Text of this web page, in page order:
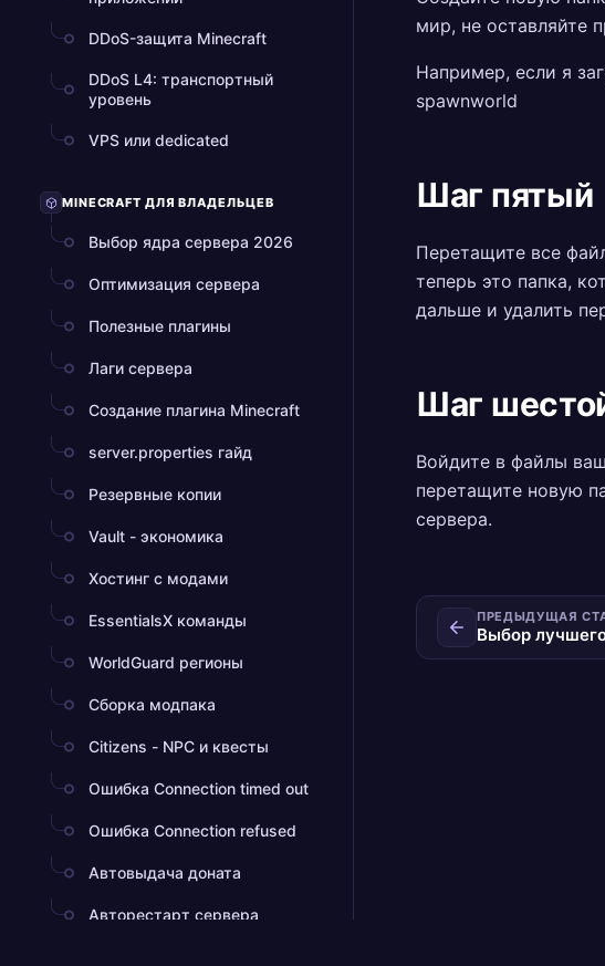
DDoS-защита Minecraft
DDoS L4: транспортный
уровень
VPS или dedicated
MINECRAFT ДЛЯ ВЛАДЕЛЬЦЕВ
Выбор ядра сервера 2026
Оптимизация сервера
Полезные плагины
Лаги сервера
Создание плагина Minecraft
server.properties гайд
Резервные копии
Vault - экономика
Хостинг с модами
EssentialsX команды
WorldGuard регионы
Сборка модпака
Citizens - NPC и квесты
Ошибка Connection timed out
Ошибка Connection refused
Автовыдача доната
Авторестарт сервера
мир, не оставляйте
Например, если я
spawnworld
Шаг пятый
Перетащите все
теперь это папка,
дальше и удалить
Шаг
Войдите в файлы
перетащите новую
сервера.
ПРЕДЫДУЩАЯ
Выбор